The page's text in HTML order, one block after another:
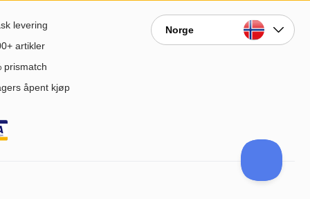
levering
artikler
prismatch
åpent kjøp
Norge